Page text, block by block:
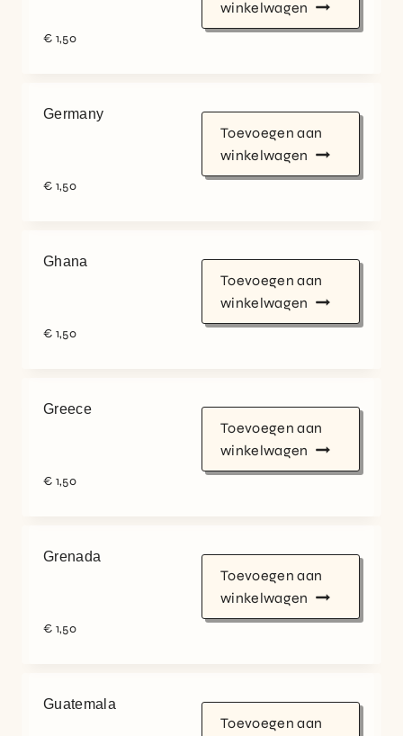
€ 1,50
winkelwagen
Germany
€ 1,50
Toevoegen aan
winkelwagen
Ghana
€ 1,50
Toevoegen aan
winkelwagen
Greece
€ 1,50
Toevoegen aan
winkelwagen
Grenada
€ 1,50
Toevoegen aan
winkelwagen
Guatemala
Toevoegen aan